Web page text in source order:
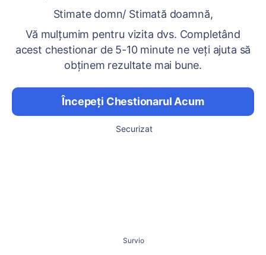
Stimate domn/ Stimată doamnă,
Vă mulțumim pentru vizita dvs. Completând
acest chestionar de 5-10 minute ne veți ajuta să
obținem rezultate mai bune.
Începeți Chestionarul Acum
Securizat
Survio